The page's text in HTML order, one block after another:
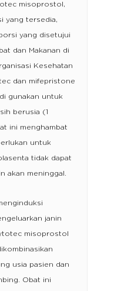
misoprostol,
yang tersedia,
yang disetujui
dan Makanan di
Kesehatan
dan mifepristone
gunakan untuk
berusia (1
ini menghambat
untuk
tidak dapat
akan meninggal.
janin
misoprostol
usia pasien dan
Obat ini